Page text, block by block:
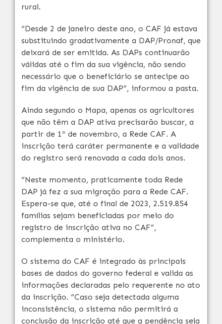
rural.
“Desde 2 de janeiro deste ano, o CAF já estava
substituindo gradativamente a DAP/Pronaf, que
deixará de ser emitida. As DAPs continuarão
válidas até o fim da sua vigência, não sendo
necessário que o beneficiário se antecipe ao
fim da vigência de sua DAP”, informou a pasta.
Ainda segundo o Mapa, apenas os agricultores
que não têm a DAP ativa precisarão buscar, a
partir de 1º de novembro, a Rede CAF. A
inscrição terá caráter permanente e a validade
do registro será renovada a cada dois anos.
“Neste momento, praticamente toda Rede
DAP já fez a sua migração para a Rede CAF.
Espera-se que, até o final de 2023, 2.519.854
famílias sejam beneficiadas por meio do
registro de inscrição ativa no CAF”,
complementa o ministério.
O sistema do CAF é integrado às principais
bases de dados do governo federal e valida as
informações declaradas pelo requerente no ato
da inscrição. “Caso seja detectada alguma
inconsistência, o sistema não permitirá a
conclusão da inscrição até que a pendência seja